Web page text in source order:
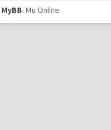
MyBB. Mu Online